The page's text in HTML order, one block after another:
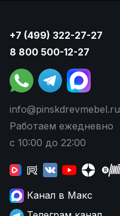
+7 (499) 322-27-27
8 800 500-12-27
info@pinskdrevmebel.ru
Работаем ежедневно
с 10:00 до 22:00
Канал в Макс